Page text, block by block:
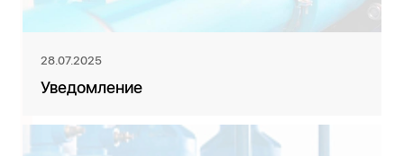
28.07.2025
Уведомление